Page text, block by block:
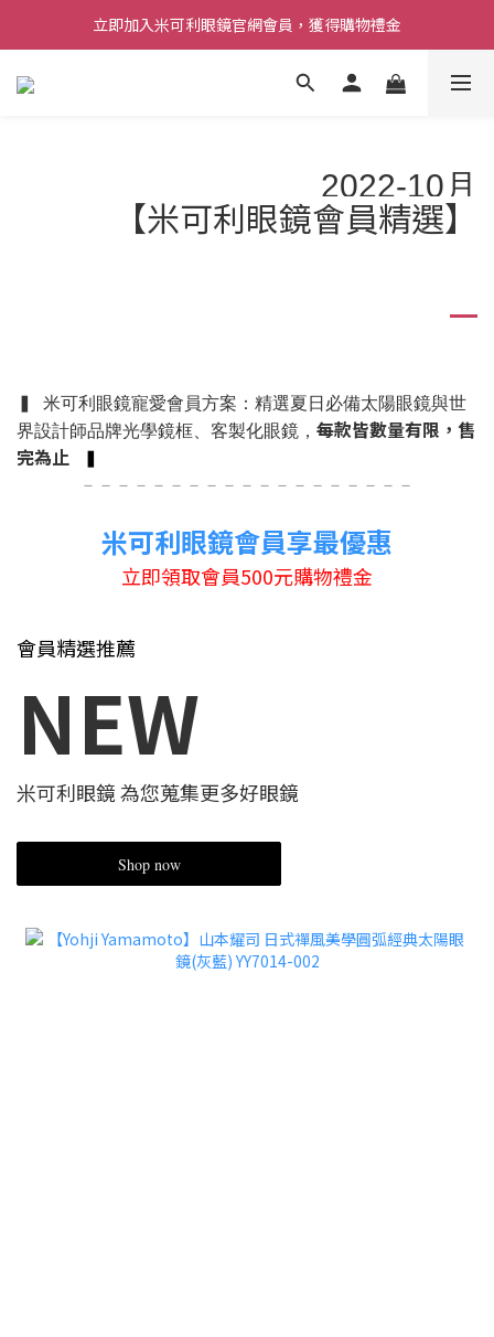
立即加入米可利眼鏡官網會員，獲得購物禮金
2022-10月
【米可利眼鏡會員精選】
▍ 米可利眼鏡寵愛會員方案：精選夏日必備太陽眼鏡與世
界設計師品牌光學鏡框、客製化眼鏡， 每款皆數量有限，售
完為止
－－－－－－－－－－－－－－－－－－－
米可利眼鏡會員享最優惠
立即領取會員500元購物禮金
會員精選推薦
NEW
米可利眼鏡 為您蒐集更多好眼鏡
Shop now